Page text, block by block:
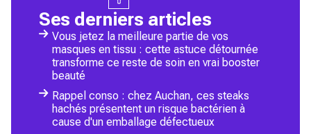
Ses derniers articles
Vous jetez la meilleure partie de vos
masques en tissu : cette astuce détournée
transforme ce reste de soin en vrai booster
beauté
Rappel conso : chez Auchan, ces steaks
hachés présentent un risque bactérien à
cause d'un emballage défectueux